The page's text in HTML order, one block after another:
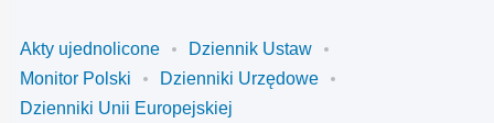
Akty ujednolicone
Dziennik Ustaw
Monitor Polski
Dzienniki Urzędowe
Dzienniki Unii Europejskiej